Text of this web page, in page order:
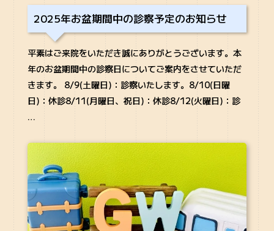
2025年お盆期間中の診察予定のお知らせ
平素はご来院をいただき誠にありがとうございます。本
年のお盆期間中の診察日についてご案内をさせていただ
きます。 8/9(土曜日)：診察いたします。8/10(日曜
日)：休診8/11(月曜日、祝日)：休診8/12(火曜日)：診
…